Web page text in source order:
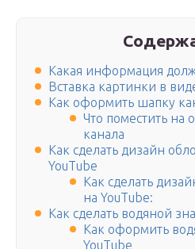
Какая информация
Вставка картинки в
Как оформить шапку
Что поместить на
канала
Как сделать дизайн
YouTube
Как сделать
на YouTube:
Как сделать водяной
Как оформить
YouTube